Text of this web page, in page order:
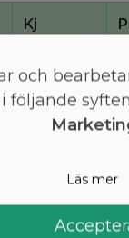
Kj
760
och
följande
Läs mer